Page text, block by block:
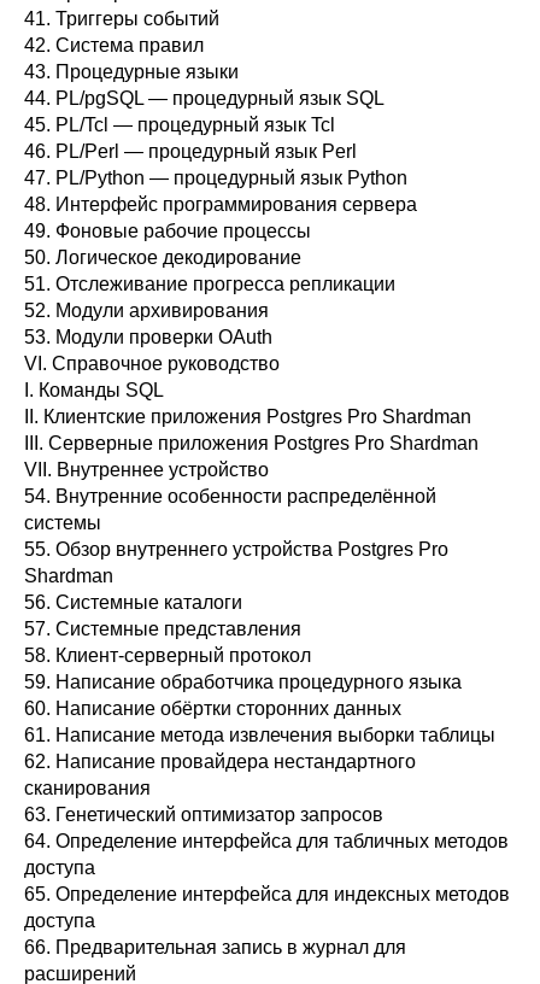
41. Триггеры событий
42. Система правил
43. Процедурные языки
44. PL/pgSQL — процедурный язык SQL
45. PL/Tcl — процедурный язык Tcl
46. PL/Perl — процедурный язык Perl
47. PL/Python — процедурный язык Python
48. Интерфейс программирования сервера
49. Фоновые рабочие процессы
50. Логическое декодирование
51. Отслеживание прогресса репликации
52. Модули архивирования
53. Модули проверки OAuth
VI. Справочное руководство
I. Команды SQL
II. Клиентские приложения Postgres Pro Shardman
III. Серверные приложения Postgres Pro Shardman
VII. Внутреннее устройство
54. Внутренние особенности распределённой
системы
55. Обзор внутреннего устройства Postgres Pro
Shardman
56. Системные каталоги
57. Системные представления
58. Клиент-серверный протокол
59. Написание обработчика процедурного языка
60. Написание обёртки сторонних данных
61. Написание метода извлечения выборки таблицы
62. Написание провайдера нестандартного
сканирования
63. Генетический оптимизатор запросов
64. Определение интерфейса для табличных методов
доступа
65. Определение интерфейса для индексных методов
доступа
66. Предварительная запись в журнал для
расширений